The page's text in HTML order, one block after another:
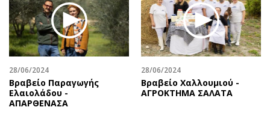
Παράξενα
Πολιτισμός
Σινεμά
Μουσική
Εικαστικά
Media
Εκπομπές
Wine routes
Uncut
Προσφορές
28/06/2024
Βραβείο Παραγωγής
Ελαιολάδου -
ΑΠΑΡΘΕΝΑΣΑ
28/06/2024
Βραβείο Χαλλουμιού -
ΑΓΡΟΚΤΗΜΑ ΣΑΛΑΤΑ